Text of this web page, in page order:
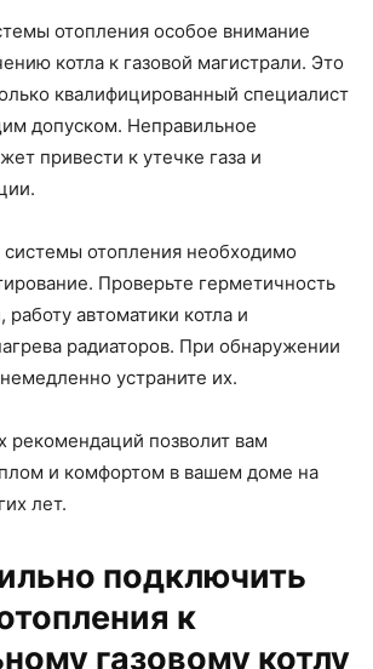
отопления особое внимание
котла к газовой магистрали. Это
квалифицированный специалист
допуском. Неправильное
привести к утечке газа и
системы отопления необходимо
Проверьте герметичность
работу автоматики котла и
радиаторов. При обнаружении
устраните их.
рекомендаций позволит вам
и комфортом в вашем доме на
лет.
подключить
к
газовому котлу